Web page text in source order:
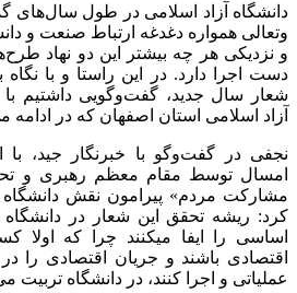
دانشگاه آزاد اسلامی در طول سال‌های
وتعالی همواره دغدغه ارتباط صنعت و
و نزدیکی هر چه بیشتر این دو نهاد
دست اجرا دارد. در این راستا و با
شعار سال جدید، گفت‌وگویی داشتیم با
آزاد اسلامی استان اصفهان که در ادامه
نجفی در گفت‌وگو با خبرنگار جید، با
امسال توسط مقام معظم رهبری و
مشارکت مردم» پیرامون نقش دانشگاه
کرد: ریشه تحقق این شعار در
اساسی را ایفا میکنند چرا که اولا
اقتصادی باشند و جریان اقتصادی را
عملیاتی و اجرا کنند، در دانشگاه تربیت